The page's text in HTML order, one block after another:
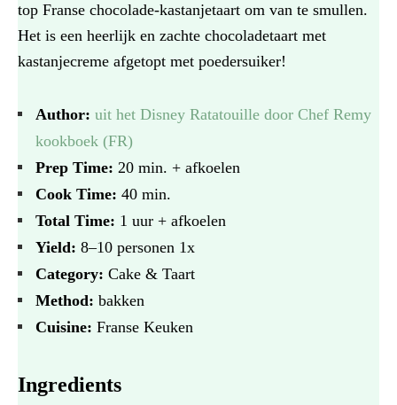
top Franse chocolade-kastanjetaart om van te smullen.
Het is een heerlijk en zachte chocoladetaart met
kastanjecreme afgetopt met poedersuiker!
Author: uit het Disney Ratatouille door Chef Remy
kookboek (FR)
Prep Time: 20 min. + afkoelen
Cook Time: 40 min.
Total Time: 1 uur + afkoelen
Yield: 8–10 personen 1x
Category: Cake & Taart
Method: bakken
Cuisine: Franse Keuken
Ingredients